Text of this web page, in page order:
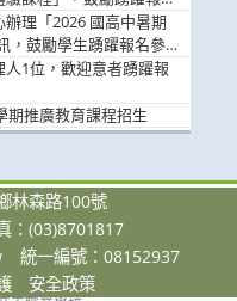
理「2026 國高中暑期
，鼓勵學生踴躍報名參
1位，歡迎意者踴躍報
期推廣教育課程招生
林森路100號
：(03)8701817
統一編號：08152937
安全政策